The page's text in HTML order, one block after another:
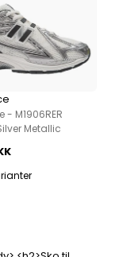
- M1906RER
Metallic